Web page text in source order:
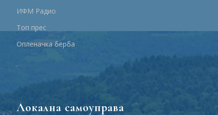
ИФМ Радио
Топ прес
Опленачка берба
Локална самоуправа